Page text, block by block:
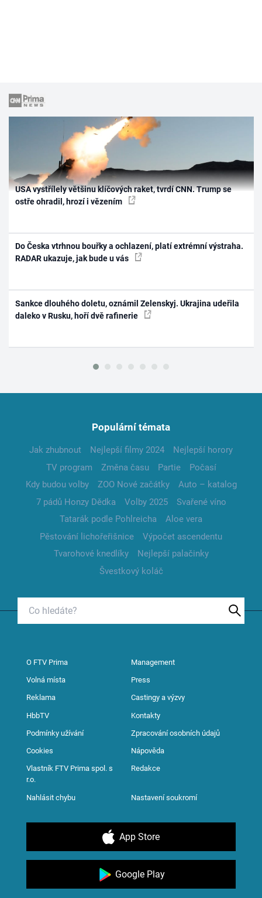
USA vystřílely většinu klíčových raket, tvrdí CNN. Trump se
ostře ohradil, hrozí i vězením
Do Česka vtrhnou bouřky a ochlazení, platí extrémní výstraha.
RADAR ukazuje, jak bude u vás
Sankce dlouhého doletu, oznámil Zelenskyj. Ukrajina udeřila
daleko v Rusku, hoří dvě rafinerie
Populární témata
Jak zhubnout Nejlepší filmy 2024
Nejlepší horory
TV program
Změna času Partie
Počasí
Kdy budou volby
ZOO Nové začátky
Auto – katalog
7 pádů Honzy Dědka
Volby 2025
Svařené víno
Tatarák podle Pohlreicha
Aloe vera
Pěstování lichořeřišnice
Výpočet ascendentu
Tvarohové knedlíky
Nejlepší palačinky
Švestkový koláč
O FTV Prima Management
Volná místa Press
Reklama Castingy a výzvy
HbbTV Kontakty
Podmínky užívání Zpracování osobních údajů
Cookies Nápověda
Vlastník FTV Prima spol. s
r.o.
Redakce
Nahlásit chybu Nastavení soukromí
App Store
Google Play